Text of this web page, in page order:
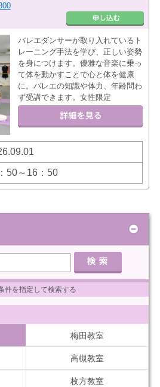
バレエダンサーが取り入れているト
レーニング手法を学び、正しい姿勢
を身につけます。優雅な音楽に乗っ
て体を動かすことで心と体を健康
に。バレエの知識や体力、年齢問わ
ず受講できます。女性限定
50～16：50
件を指定して検索する
梅田教室
高槻教室
枚方教室